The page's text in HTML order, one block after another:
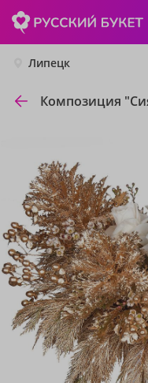
Липецк
Композиция